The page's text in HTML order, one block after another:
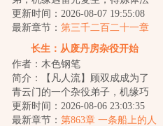
诀，踏上强者之路。雷电淬圣
体，造化铸天途！以...
更新时间：2026-08-07 19:55:08
最新章节： 第三千二百二十一章
帝灵之力
长生：从废丹房杂役开始
作者：木色钢笔
简介：【凡人流】顾双成成为了
青云门的一个杂役弟子，机缘巧
合之下，获得了一颗小树苗。废
丹被小树苗吸收...
更新时间：2026-08-06 23:03:35
最新章节： 第863章 一条船上的人